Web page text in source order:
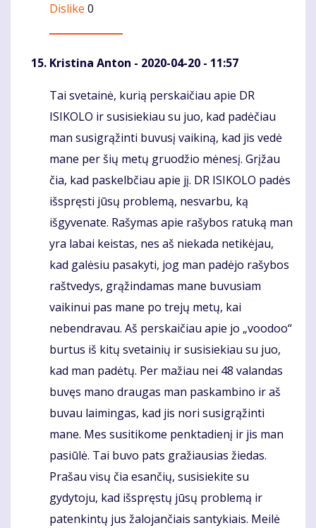
Dislike 0
Kristina Anton - 2020-04-20 - 11:57
Komentaras
Tai svetainė, kurią perskaičiau apie DR
ISIKOLO ir susisiekiau su juo, kad padėčiau
man susigrąžinti buvusį vaikiną, kad jis vedė
mane per šių metų gruodžio mėnesį. Grįžau
čia, kad paskelbčiau apie jį. DR ISIKOLO padės
išspręsti jūsų problemą, nesvarbu, ką
išgyvenate. Rašymas apie rašybos ratuką man
yra labai keistas, nes aš niekada netikėjau,
kad galėsiu pasakyti, jog man padėjo rašybos
raštvedys, grąžindamas mane buvusiam
vaikinui pas mane po trejų metų, kai
nebendravau. Aš perskaičiau apie jo „voodoo“
burtus iš kitų svetainių ir susisiekiau su juo,
kad man padėtų. Per mažiau nei 48 valandas
buvęs mano draugas man paskambino ir aš
buvau laimingas, kad jis nori susigrąžinti
mane. Mes susitikome penktadienį ir jis man
pasiūlė. Tai buvo pats gražiausias žiedas.
Prašau visų čia esančių, susisiekite su
gydytoju, kad išspręstų jūsų problemą ir
patenkintų jus žalojančiais santykiais. Meilė